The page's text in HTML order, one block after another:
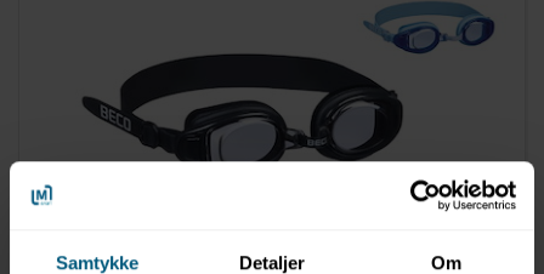
Samtykke Detaljer Om
LAGERVARE